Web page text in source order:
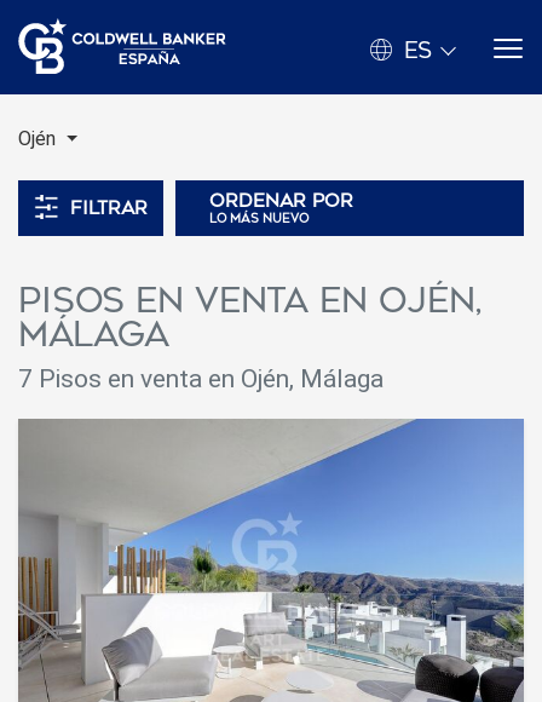
ES
Ojén
Filtrar Ordenar por
lo más nuevo
Pisos en venta en Ojén,
Málaga
7 Pisos en venta en Ojén, Málaga